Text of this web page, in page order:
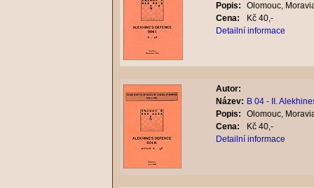
Popis:
Olomouc,
Cena:
Kč 40,-
Detailní informace
Autor:
Název: B 04 - II.
Popis:
Olomouc,
Cena:
Kč 40,-
Detailní informace